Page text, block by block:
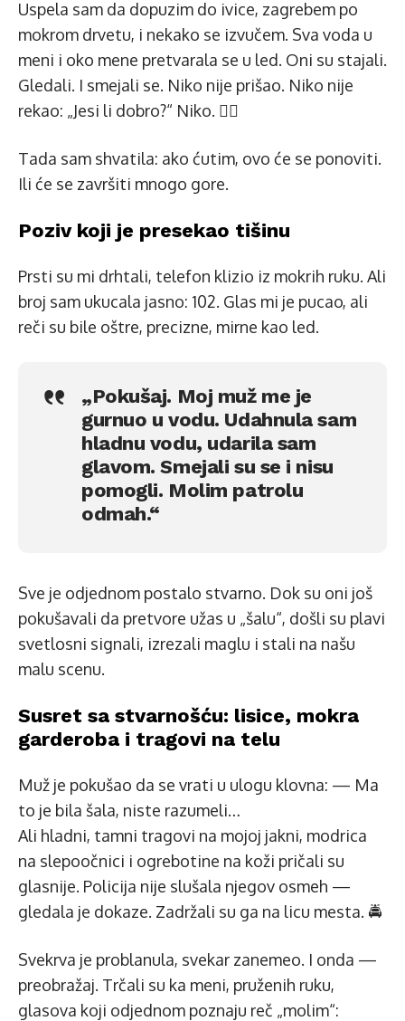
Uspela sam da dopuzim do ivice, zagrebem po
mokrom drvetu, i nekako se izvučem. Sva voda u
meni i oko mene pretvarala se u led. Oni su stajali.
Gledali. I smejali se. Niko nije prišao. Niko nije
rekao: „Jesi li dobro?“ Niko. 😶‍🌫️
Tada sam shvatila: ako ćutim, ovo će se ponoviti.
Ili će se završiti mnogo gore.
Poziv koji je presekao tišinu
Prsti su mi drhtali, telefon klizio iz mokrih ruku. Ali
broj sam ukucala jasno: 102. Glas mi je pucao, ali
reči su bile oštre, precizne, mirne kao led.
„Pokušaj. Moj muž me je
gurnuo u vodu. Udahnula sam
hladnu vodu, udarila sam
glavom. Smejali su se i nisu
pomogli. Molim patrolu
odmah.“
Sve je odjednom postalo stvarno. Dok su oni još
pokušavali da pretvore užas u „šalu“, došli su plavi
svetlosni signali, izrezali maglu i stali na našu
malu scenu.
Susret sa stvarnošću: lisice, mokra
garderoba i tragovi na telu
Muž je pokušao da se vrati u ulogu klovna: — Ma
to je bila šala, niste razumeli…
Ali hladni, tamni tragovi na mojoj jakni, modrica
na slepoočnici i ogrebotine na koži pričali su
glasnije. Policija nije slušala njegov osmeh —
gledala je dokaze. Zadržali su ga na licu mesta. 🚔
Svekrva je problanula, svekar zanemeo. I onda —
preobražaj. Trčali su ka meni, pruženih ruku,
glasova koji odjednom poznaju reč „molim“: